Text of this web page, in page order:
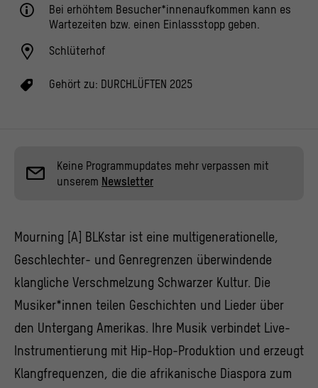
Bei erhöhtem Besucher*innenaufkommen kann es
Wartezeiten bzw. einen Einlassstopp geben.
Schlüterhof
Gehört zu: DURCHLÜFTEN 2025
Keine Programmupdates mehr verpassen mit
unserem Newsletter
Mourning [A] BLKstar ist eine multigenerationelle,
Geschlechter- und Genregrenzen überwindende
klangliche Verschmelzung Schwarzer Kultur. Die
Musiker*innen teilen Geschichten und Lieder über
den Untergang Amerikas. Ihre Musik verbindet Live-
Instrumentierung mit Hip-Hop-Produktion und erzeugt
Klangfrequenzen, die die afrikanische Diaspora zum